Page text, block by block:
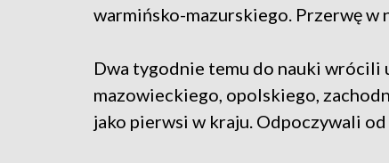
warmińsko-mazurskiego. Przerwę
Dwa tygodnie temu do nauki
mazowieckiego, opolskiego,
jako pierwsi w kraju. Odpoczywali